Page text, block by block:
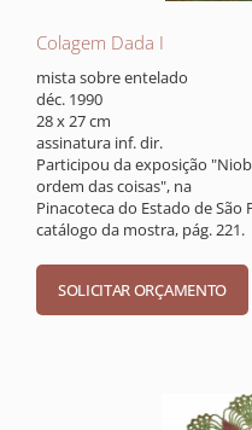
Colagem Dada I
mista sobre entelado
déc. 1990
28 x 27 cm
assinatura inf. dir.
Participou da exposição
ordem das coisas", na
Pinacoteca do Estado de São
catálogo da mostra, pág. 221.